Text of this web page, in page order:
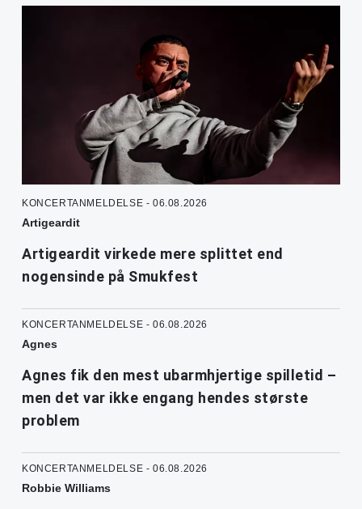
KONCERTANMELDELSE - 06.08.2026
Artigeardit
Artigeardit virkede mere splittet end
nogensinde på Smukfest
KONCERTANMELDELSE - 06.08.2026
Agnes
Agnes fik den mest ubarmhjertige spilletid –
men det var ikke engang hendes største
problem
KONCERTANMELDELSE - 06.08.2026
Robbie Williams